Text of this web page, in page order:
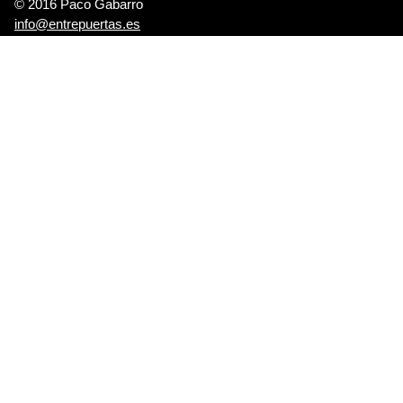
© 2016 Paco Gabarro
info@entrepuertas.es